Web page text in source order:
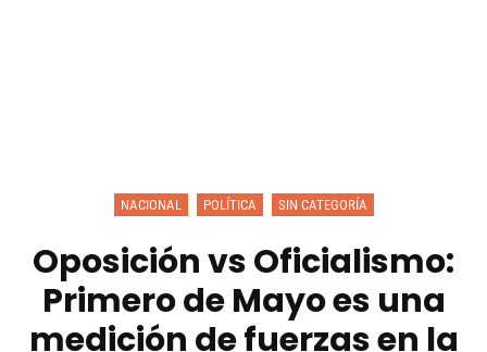
NACIONAL POLÍTICA SIN CATEGORÍA
Oposición vs Oficialismo:
Primero de Mayo es una
medición de fuerzas en la